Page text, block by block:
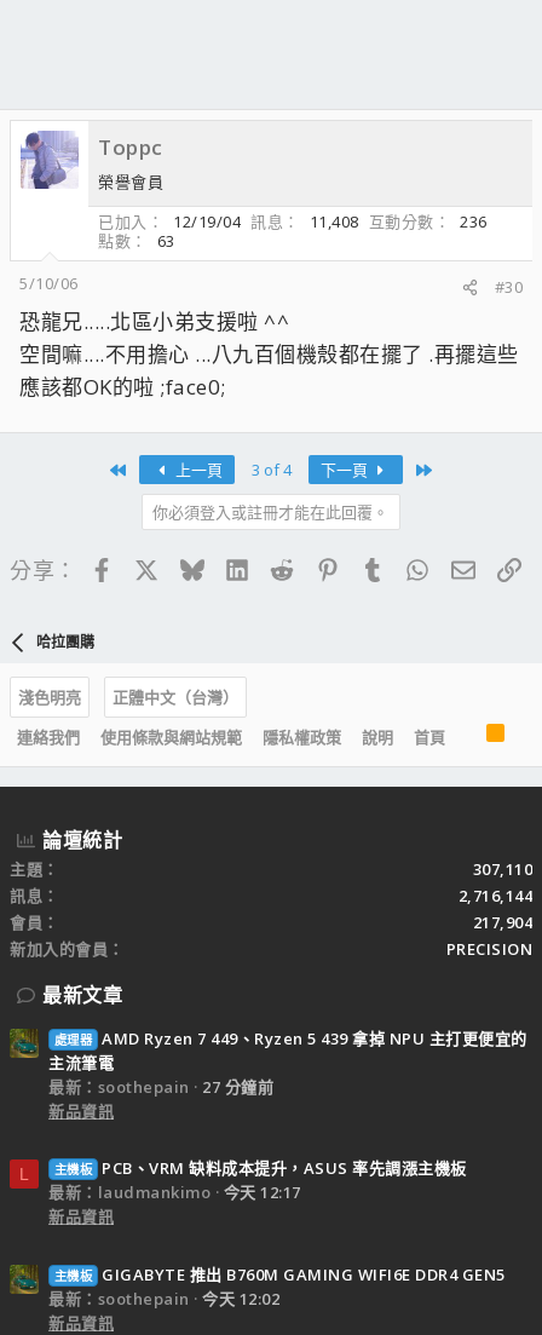
Toppc
榮譽會員
已加入
12/19/04 訊息 11,408 互動分數
236
點數
63
5/10/06
#30
恐龍兄.....北區小弟支援啦 ^^
空間嘛....不用擔心 ...八九百個機殼都在擺了 .再擺這些
應該都OK的啦 ;face0;
上一頁 3 of 4 下一頁
你必須登入或註冊才能在此回覆。
分享： FacebookBlueskyLinkedIn
Reddit PinterestTumblrWhatsApp
電子
哈拉團購
淺色明亮
正體中文（台灣）
連絡我們
使用條款與網站規範 隱私權政策 說明 首頁
S
論壇統計
主題
307,110
訊息
2,716,144
會員
217,904
新加入的會員
PRECISION
最新文章
處理器 AMD Ryzen 7 449、Ryzen 5 439 拿掉 NPU 主打更便宜的
主流筆電
最新：soothepain
27 分鐘前
新品資訊
L 主機板
PCB、VRM 缺料成本提升，ASUS 率先調漲主機板
最新：laudmankimo
今天 12:17
新品資訊
主機板
GIGABYTE 推出 B760M GAMING WIFI6E DDR4 GEN5
最新：soothepain
今天 12:02
新品資訊